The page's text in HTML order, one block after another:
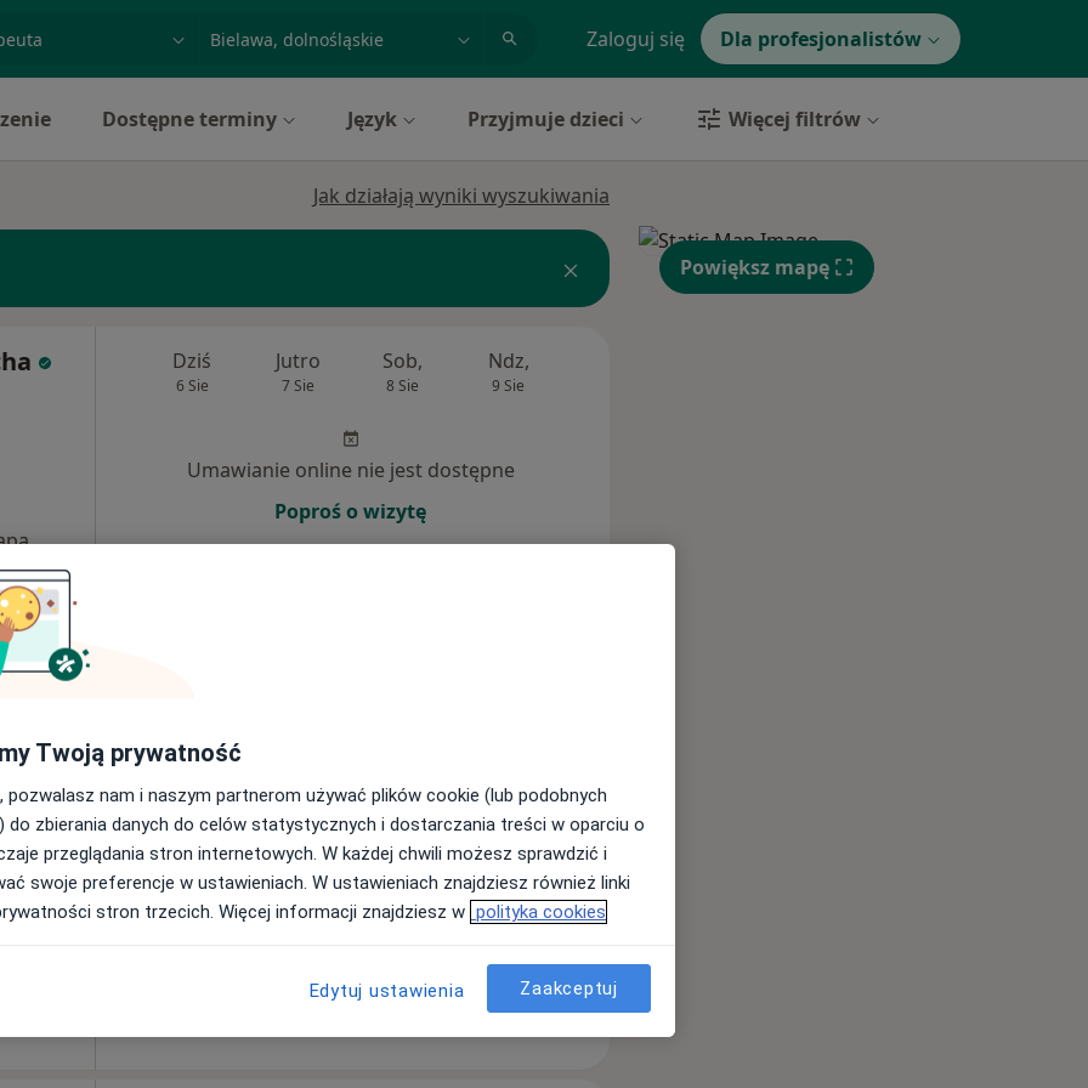
miasto lub dzielnica Zaloguj się Dla profesjonalistów
Dostępne terminy Język Przyjmuje dzieci Więcej filtrów
Jak działają wyniki wyszukiwania
Amicus. Lekarsko - Rehabilitacyjna Przychodnia Rodzinna
190 zł
Dziś
6 Sie
Jutro
7 Sie
Sob,
8 Sie
Ndz,
9 Sie
Umawianie online nie jest dostępne
Poproś o wizytę
6 Sie
Umawianie online nie jest dostępne
Poproś o wizytę
Powiększ mapę
Twoją prywatność
pozwalasz nam i naszym partnerom używać plików cookie (lub podobnych
do zbierania danych do celów statystycznych i dostarczania treści w oparciu o
przeglądania stron internetowych. W każdej chwili możesz sprawdzić i
swoje preferencje w ustawieniach. W ustawieniach znajdziesz również linki
stron trzecich. Więcej informacji znajdziesz w polityka cookies
Edytuj ustawienia Zaakceptuj